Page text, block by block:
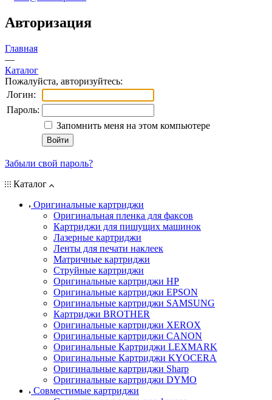
Авторизация
Главная
—
Каталог
Пожалуйста, авторизуйтесь:
Логин:
Пароль:
Запомнить меня на этом компьютере
Забыли свой пароль?
Каталог
Оригинальные картриджи
Оригинальная пленка для факсов
Картриджи для пишущих машинок
Лазерные картриджи
Ленты для печати наклеек
Матричные картриджи
Струйные картриджи
Оригинальные картриджи HP
Оригинальные картриджи EPSON
Оригинальные картриджи SAMSUNG
Картриджи BROTHER
Оригинальные картриджи XEROX
Оригинальные картриджи CANON
Оригинальные Картриджи LEXMARK
Оригинальные Картриджи KYOCERA
Оригинальные картриджи Sharp
Оригинальные картриджи DYMO
Совместимые картриджи